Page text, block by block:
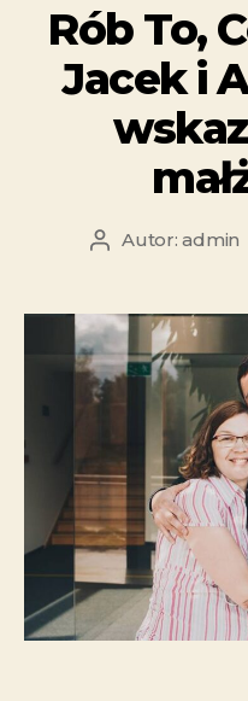
Rób To,
Jacek i
Autor:admin